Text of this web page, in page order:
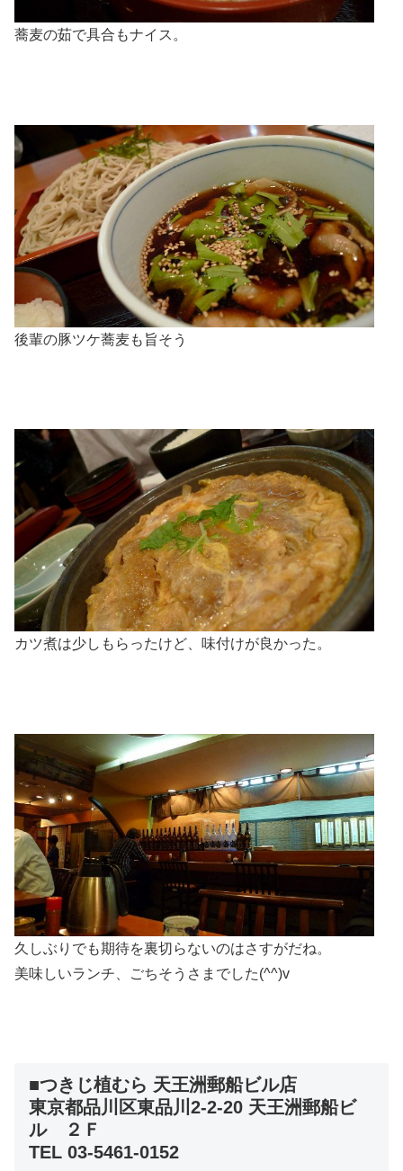
蕎麦の茹で具合もナイス。
後輩の豚ツケ蕎麦も旨そう
カツ煮は少しもらったけど、味付けが良かった。
久しぶりでも期待を裏切らないのはさすがだね。
美味しいランチ、ごちそうさまでした(^^)v
■つきじ植むら 天王洲郵船ビル店
東京都品川区東品川2-2-20 天王洲郵船ビ
ル ２Ｆ
TEL 03-5461-0152